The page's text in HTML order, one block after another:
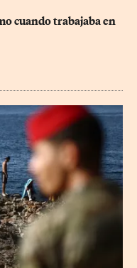
cuando trabajaba en